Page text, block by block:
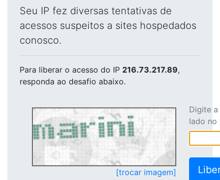
Seu IP fez diversas tentativas de
acessos suspeitos a sites hospedados
conosco.
Para liberar o acesso do IP 216.73.217.89,
responda ao desafio abaixo.
[trocar imagem]
Digite
lado no